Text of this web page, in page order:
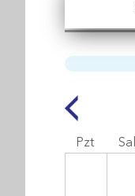
Pzt Sal